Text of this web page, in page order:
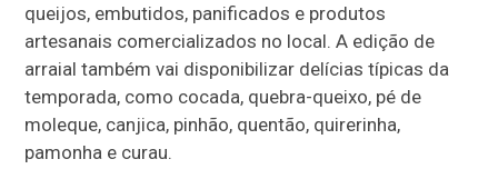
queijos, embutidos, panificados e produtos
artesanais comercializados no local. A edição de
arraial também vai disponibilizar delícias típicas da
temporada, como cocada, quebra-queixo, pé de
moleque, canjica, pinhão, quentão, quirerinha,
pamonha e curau.